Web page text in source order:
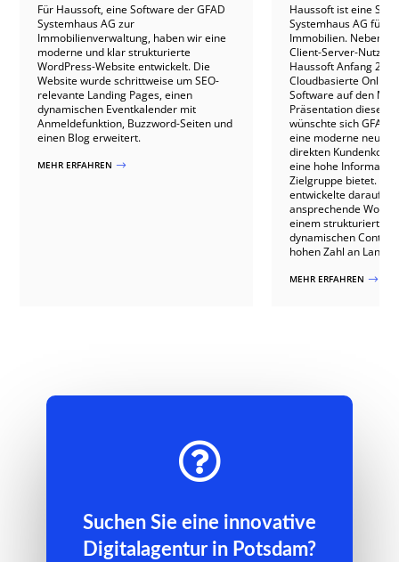
Für Haussoft, eine Software der GFAD
Systemhaus AG zur
Immobilienverwaltung, haben wir eine
moderne und klar strukturierte
WordPress-Website entwickelt. Die
Website wurde schrittweise um SEO-
relevante Landing Pages, einen
dynamischen Eventkalender mit
Anmeldefunktion, Buzzword-Seiten und
einen Blog erweitert.
MEHR ERFAHREN $
Haussoft ist eine
Systemhaus AG für
Immobilien. Neben
Client-Server-
Haussoft Anfang
Cloudbasierte
Software auf den
Präsentation dieser
wünschte sich GFAD
eine moderne neue
direkten
eine hohe
Zielgruppe bietet.
entwickelte daraufhin
ansprechende
einem strukturierten
dynamischen
hohen Zahl an
MEHR ERFAHREN $

Suchen Sie eine innovative
Digitalagentur in Potsdam?